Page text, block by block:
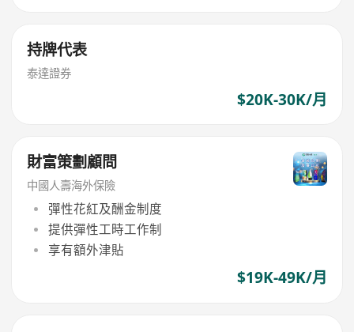
持牌代表
泰達證券
$20K-30K/月
財富策劃顧問
中國人壽海外保險
彈性花紅及酬金制度
提供彈性工時工作制
享有額外津貼
$19K-49K/月